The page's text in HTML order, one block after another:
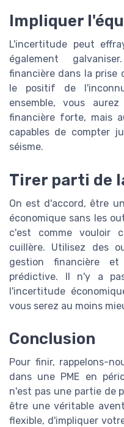
Impliquer
L'incertitude peut
également
financière dans la prise
le positif de
ensemble, vous
financière forte, mais
capables de compter
séisme.
Tirer parti de
On est d'accord, être
économique sans les
c'est comme vouloir
cuillère. Utilisez des
gestion financière et
prédictive. Il n'y a
l'incertitude
vous serez au moins
Conclusion
Pour finir, rappelons-
dans une PME en
n'est pas une partie de
être une véritable
flexible, d'impliquer